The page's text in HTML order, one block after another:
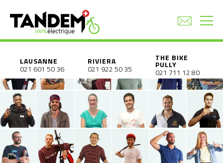
LAUSANNE
021 601 50 36
RIVIERA
021 922 50 35
THE BIKE
PULLY
021 711 12 80